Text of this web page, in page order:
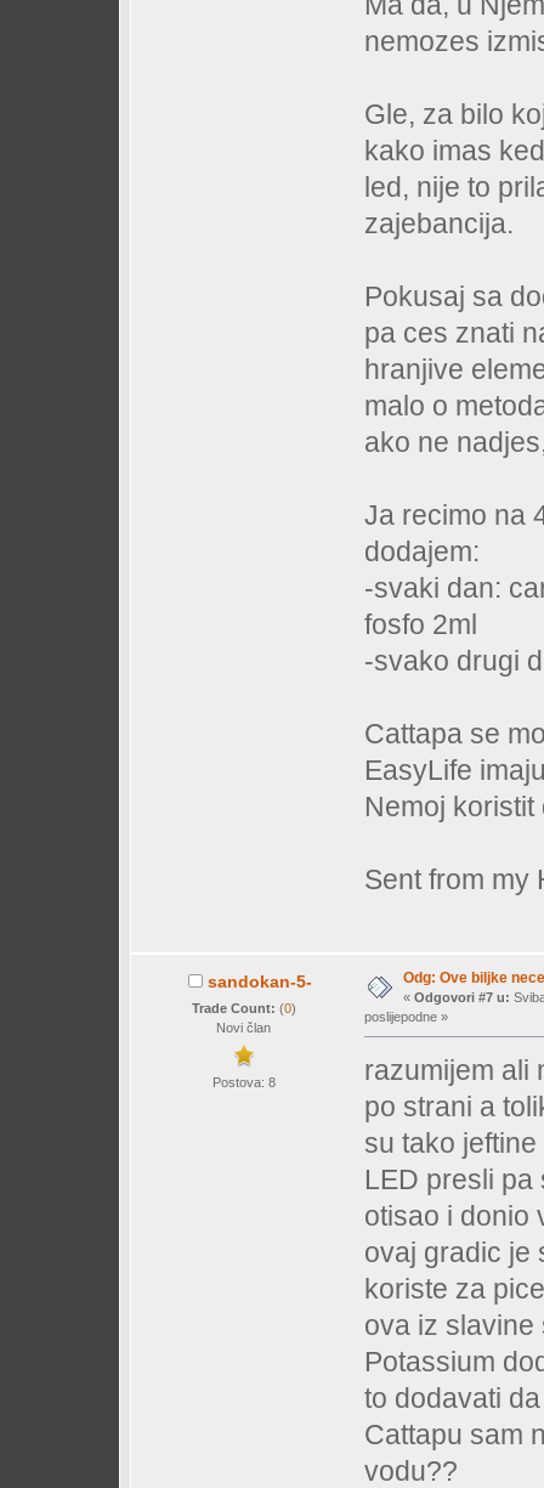
nemozes
Gle, za bilo
kako imas
led, nije to
zajebancija.
Pokusaj sa
pa ces znati
hranjive
malo o
ako ne
Ja recimo na
dodajem:
-svaki dan:
fosfo 2ml
-svako drugi
Cattapa se
EasyLife
Nemoj
Sent from my
sandokan-5-
Trade Count: (0)
Novi član
Postova: 8
Odg: Ove biljke
« Odgovori #7 u:
poslijepodne »
razumijem ali
po strani a
su tako
LED presli pa
otisao i donio
ovaj gradic je
koriste za
ova iz slavine
Potassium
to dodavati
Cattapu sam
vodu??